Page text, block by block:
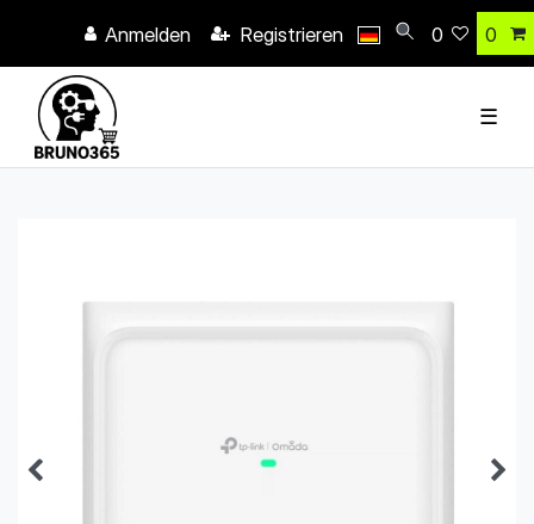
Anmelden Registrieren 0 0
☰